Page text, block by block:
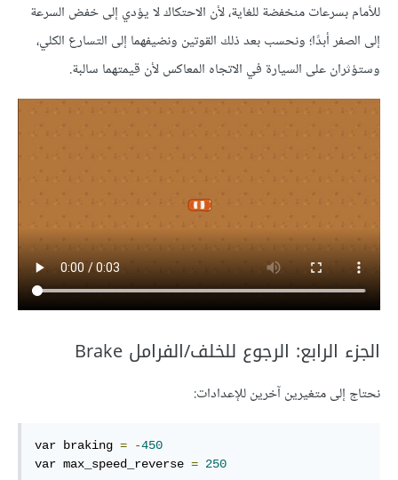
للأمام بسرعات منخفضة للغاية، لأن الاحتكاك لا يؤدي إلى خفض السرعة
إلى الصفر أبدًا؛ ونحسب بعد ذلك القوتين ونضيفهما إلى التسارع الكلي،
وستؤثران على السيارة في الاتجاه المعاكس لأن قيمتهما سالبة.
الجزء الرابع: الرجوع للخلف/الفرامل Brake
نحتاج إلى متغيرين آخرين للإعدادات:
var braking = -450
var max_speed_reverse = 250